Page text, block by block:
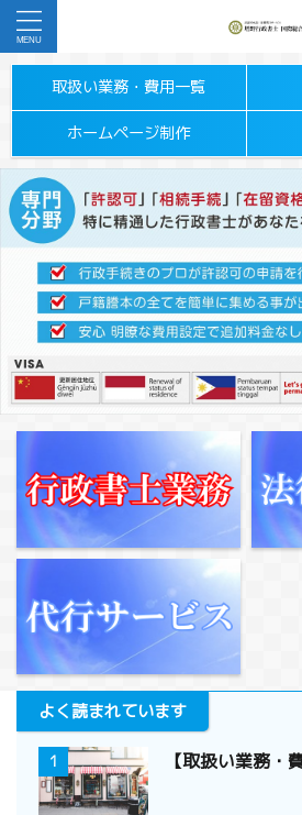
取扱い業務・費用一覧
ホームページ制作
よく読まれています
1 【取扱い業務・